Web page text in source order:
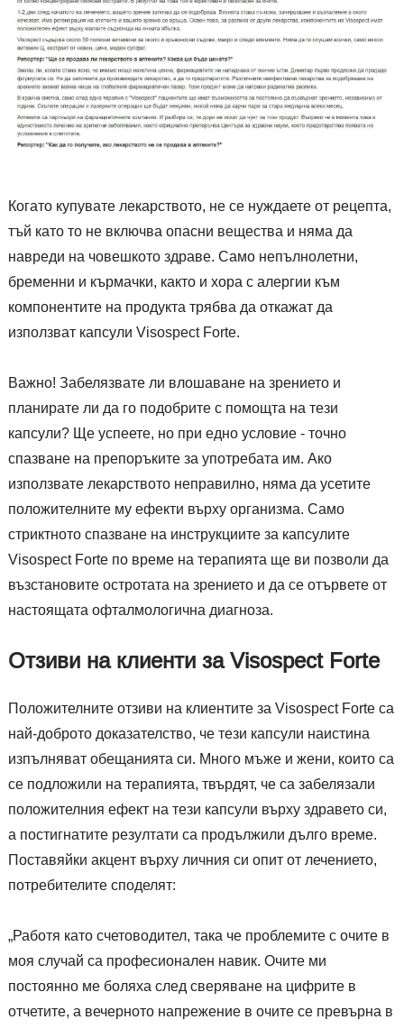
Когато купувате лекарството, не се нуждаете от рецепта,
тъй като то не включва опасни вещества и няма да
навреди на човешкото здраве. Само непълнолетни,
бременни и кърмачки, както и хора с алергии към
компонентите на продукта трябва да откажат да
използват капсули Visospect Forte.
Важно! Забелязвате ли влошаване на зрението и
планирате ли да го подобрите с помощта на тези
капсули? Ще успеете, но при едно условие - точно
спазване на препоръките за употребата им. Ако
използвате лекарството неправилно, няма да усетите
положителните му ефекти върху организма. Само
стриктното спазване на инструкциите за капсулите
Visospect Forte по време на терапията ще ви позволи да
възстановите остротата на зрението и да се отървете от
настоящата офталмологична диагноза.
Отзиви на клиенти за Visospect Forte
Положителните отзиви на клиентите за Visospect Forte са
най-доброто доказателство, че тези капсули наистина
изпълняват обещанията си. Много мъже и жени, които са
се подложили на терапията, твърдят, че са забелязали
положителния ефект на тези капсули върху здравето си,
а постигнатите резултати са продължили дълго време.
Поставяйки акцент върху личния си опит от лечението,
потребителите споделят:
„Работя като счетоводител, така че проблемите с очите в
моя случай са професионален навик. Очите ми
постоянно ме боляха след сверяване на цифрите в
отчетите, а вечерното напрежение в очите се превърна в